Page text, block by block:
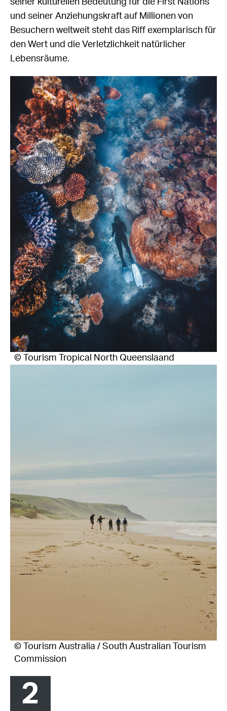
seiner kulturellen Bedeutung für die First Nations
und seiner Anziehungskraft auf Millionen von
Besuchern weltweit steht das Riff exemplarisch für
den Wert und die Verletzlichkeit natürlicher
Lebensräume.
© Tourism Tropical North Queenslaand
© Tourism Australia / South Australian Tourism
Commission
2